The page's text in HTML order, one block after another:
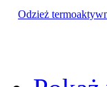
Odzież